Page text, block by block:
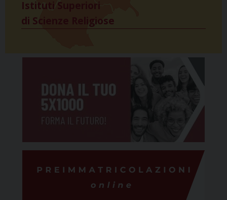
Istituti Superiori
di Scienze Religiose